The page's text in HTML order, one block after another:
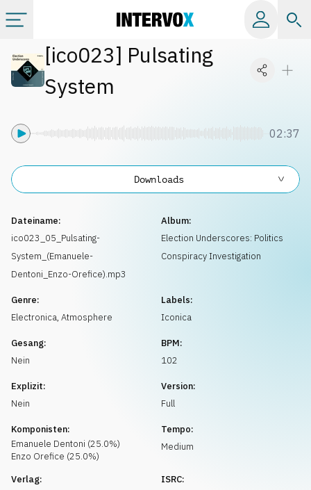
Kategorien
Info
Musikanfrage
[ico023] Pulsating
System
02:37
Dateiname:
ico023_05_Pulsating-
System_(Emanuele-
Dentoni_Enzo-Orefice).mp3
Album:
Election Underscores: Politics
Conspiracy Investigation
Genre:
Electronica, Atmosphere
Labels:
Iconica
Gesang:
Nein
BPM:
102
Explizit:
Nein
Version:
Full
Komponisten:
Emanuele Dentoni (25.0%)
Enzo Orefice (25.0%)
Tempo:
Medium
Verlag:
ISRC:
Downloads